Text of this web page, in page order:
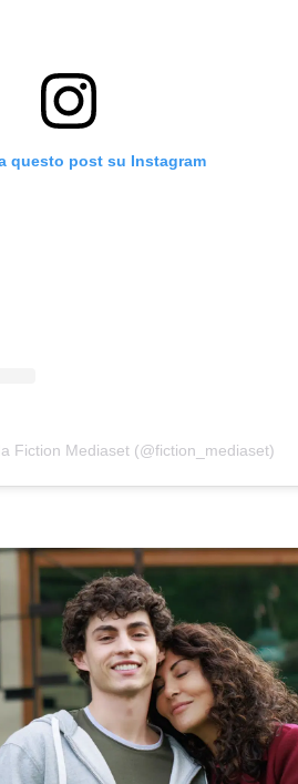
questo post su Instagram
Fiction Mediaset (@fiction_mediaset)